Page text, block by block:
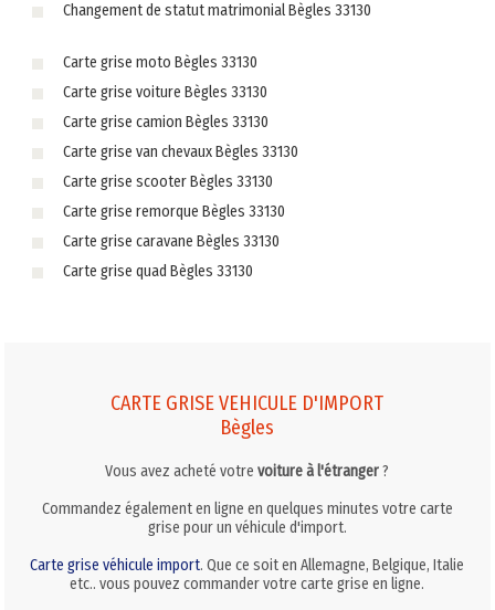
Changement de statut matrimonial Bègles 33130
Carte grise moto Bègles 33130
Carte grise voiture Bègles 33130
Carte grise camion Bègles 33130
Carte grise van chevaux Bègles 33130
Carte grise scooter Bègles 33130
Carte grise remorque Bègles 33130
Carte grise caravane Bègles 33130
Carte grise quad Bègles 33130
CARTE GRISE VEHICULE D'IMPORT
Bègles
Vous avez acheté votrevoiture à l'étranger?
Commandez également en ligne en quelques minutes votre carte
grise pour un véhicule d'import.
Carte grise véhicule import. Que ce soit en Allemagne, Belgique, Italie
etc.. vous pouvez commander votre carte grise en ligne.